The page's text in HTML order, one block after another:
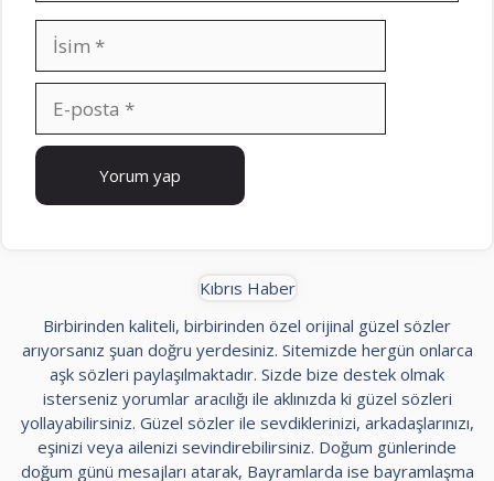
İsim
posta
İnternet
Kıbrıs Haber
Birbirinden kaliteli, birbirinden özel orijinal güzel sözler
arıyorsanız şuan doğru yerdesiniz. Sitemizde hergün onlarca
aşk sözleri paylaşılmaktadır. Sizde bize destek olmak
isterseniz yorumlar aracılığı ile aklınızda ki güzel sözleri
yollayabilirsiniz. Güzel sözler ile sevdiklerinizi, arkadaşlarınızı,
eşinizi veya ailenizi sevindirebilirsiniz. Doğum günlerinde
doğum günü mesajları atarak, Bayramlarda ise bayramlaşma